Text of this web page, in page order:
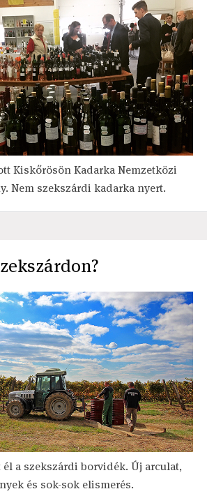
Kiskőrösön Kadarka Nemzetközi
Nem szekszárdi kadarka nyert.
a szekszárdi borvidék. Új arculat,
és sok-sok elismerés.